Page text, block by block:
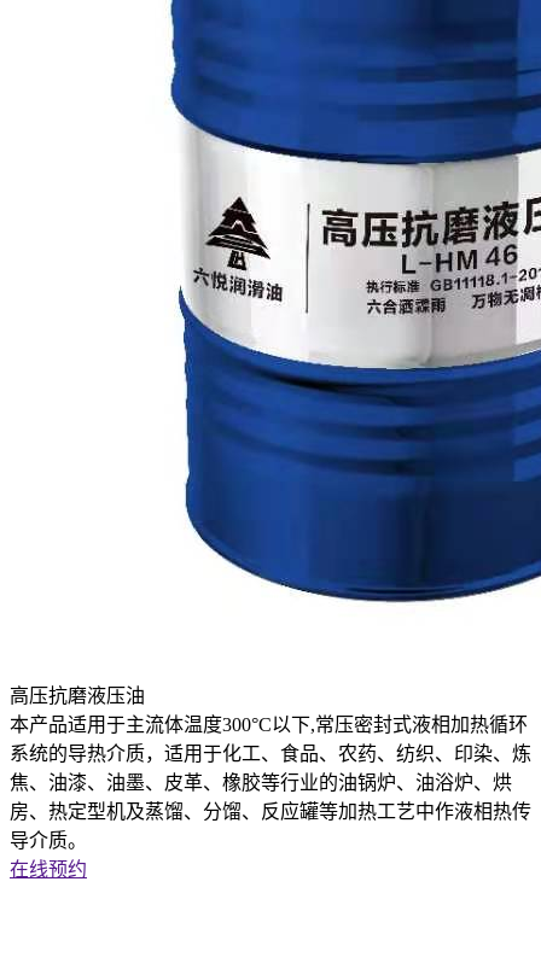
高压抗磨液压油
本产品适用于主流体温度300°C以下,常压密封式液相加热循环
系统的导热介质，适用于化工、食品、农药、纺织、印染、炼
焦、油漆、油墨、皮革、橡胶等行业的油锅炉、油浴炉、烘
房、热定型机及蒸馏、分馏、反应罐等加热工艺中作液相热传
导介质。
在线预约